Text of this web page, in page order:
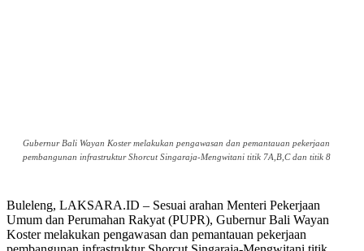
Gubernur Bali Wayan Koster melakukan pengawasan dan pemantauan pekerjaan
pembangunan infrastruktur Shorcut Singaraja-Mengwitani titik 7A,B,C dan titik 8
Buleleng, LAKSARA.ID – Sesuai arahan Menteri Pekerjaan
Umum dan Perumahan Rakyat (PUPR), Gubernur Bali Wayan
Koster melakukan pengawasan dan pemantauan pekerjaan